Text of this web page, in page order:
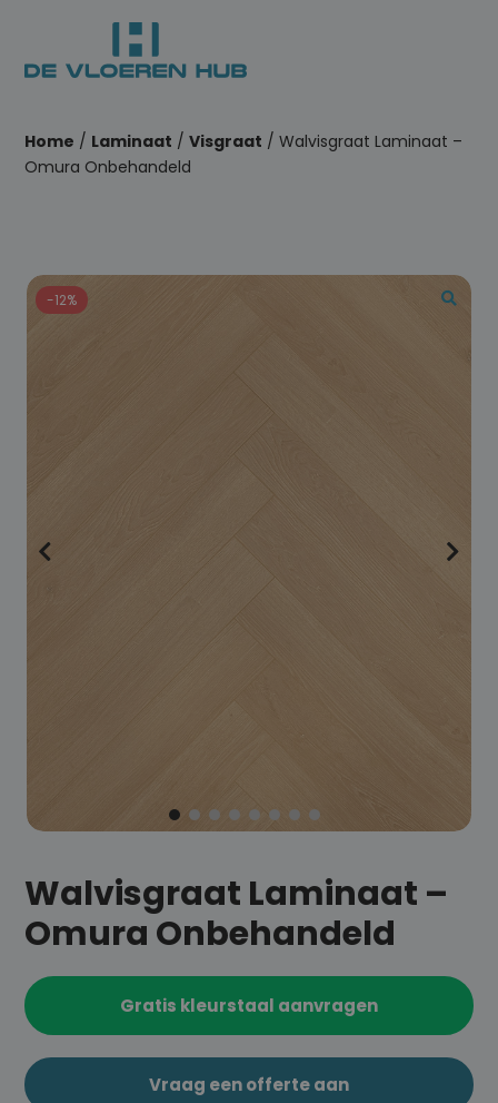
Home / Laminaat /Visgraat / Walvisgraat Laminaat –
Omura Onbehandeld
-12%
Walvisgraat Laminaat –
Omura Onbehandeld
Gratis kleurstaal aanvragen
Vraag een offerte aan